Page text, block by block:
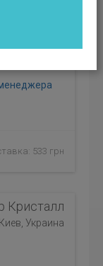
533 грн
Кристалл
Украина